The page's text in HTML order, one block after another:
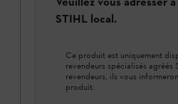
STIHL local.
Ce produit est uniquement
revendeurs spécialisés agréés
revendeurs, ils vous
produit.